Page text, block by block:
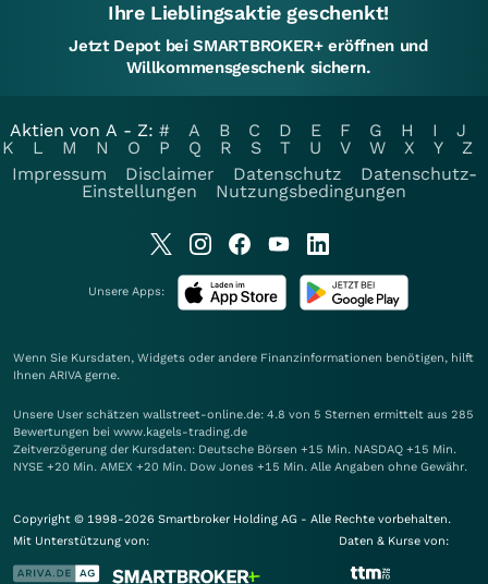
Ihre Lieblingsaktie geschenkt!
Jetzt Depot bei SMARTBROKER+ eröffnen und
Willkommensgeschenk sichern.
Aktien von A - Z: # A B C D E F G H I
J
K
L M N O P Q R S T U V W X Y
Z
Impressum
Disclaimer Datenschutz
Datenschutz-
Einstellungen
Nutzungsbedingungen
Unsere Apps:
Wenn Sie Kursdaten, Widgets oder andere Finanzinformationen benötigen, hilft
Ihnen ARIVA gerne.
Unsere User schätzen wallstreet-online.de: 4.8 von 5 Sternen ermittelt aus 285
Bewertungen bei www.kagels-trading.de
Zeitverzögerung der Kursdaten: Deutsche Börsen +15 Min. NASDAQ +15 Min.
NYSE +20 Min. AMEX +20 Min. Dow Jones +15 Min. Alle Angaben ohne Gewähr.
Copyright © 1998-2026 Smartbroker Holding AG - Alle Rechte vorbehalten.
Mit Unterstützung von:
Daten & Kurse von: